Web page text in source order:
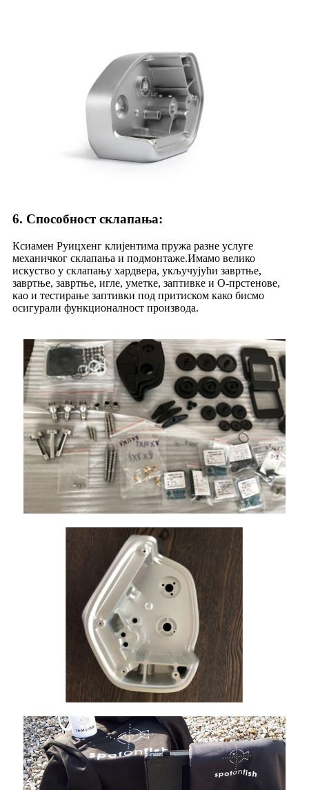
6. Способност склапања:
Ксиамен Руицхенг клијентима пружа разне услуге
механичког склапања и подмонтаже.Имамо велико
искуство у склапању хардвера, укључујући завртње,
завртње, завртње, игле, уметке, заптивке и О-прстенове,
као и тестирање заптивки под притиском како бисмо
осигурали функционалност производа.